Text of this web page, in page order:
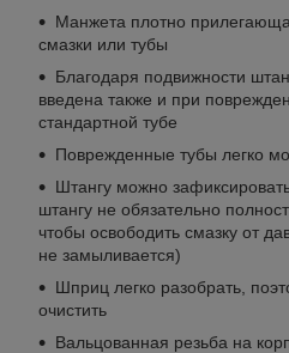
Манжета плотно
смазки или тубы
Благодаря подвижности
введена также и при
стандартной тубе
Поврежденные тубы легко
Штангу можно
штангу не обязательно
чтобы освободить смазку от
не замыливается)
Шприц легко разобрать,
очистить
Вальцованная резьба на